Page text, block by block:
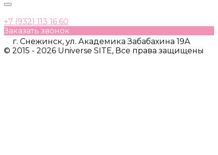
+7 (932) 113 16 60
Заказать звонок
г. Снежинск, ул. Академика Забабахина 19А
© 2015 - 2026 Universe SITE, Все права защищены